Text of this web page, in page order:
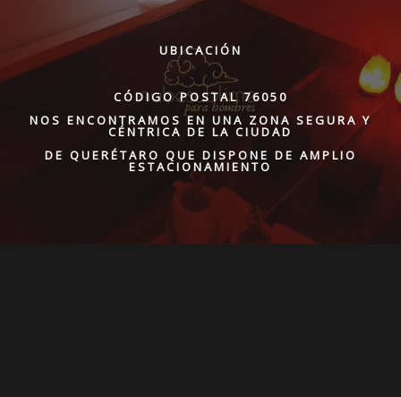
UBICACIÓN
CÓDIGO POSTAL 76050
NOS ENCONTRAMOS EN UNA ZONA SEGURA Y
CÉNTRICA DE LA CIUDAD
DE QUERÉTARO QUE DISPONE DE AMPLIO
ESTACIONAMIENTO